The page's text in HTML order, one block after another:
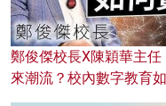
鄭俊傑校長X陳穎華主
來潮流？校內數字教育